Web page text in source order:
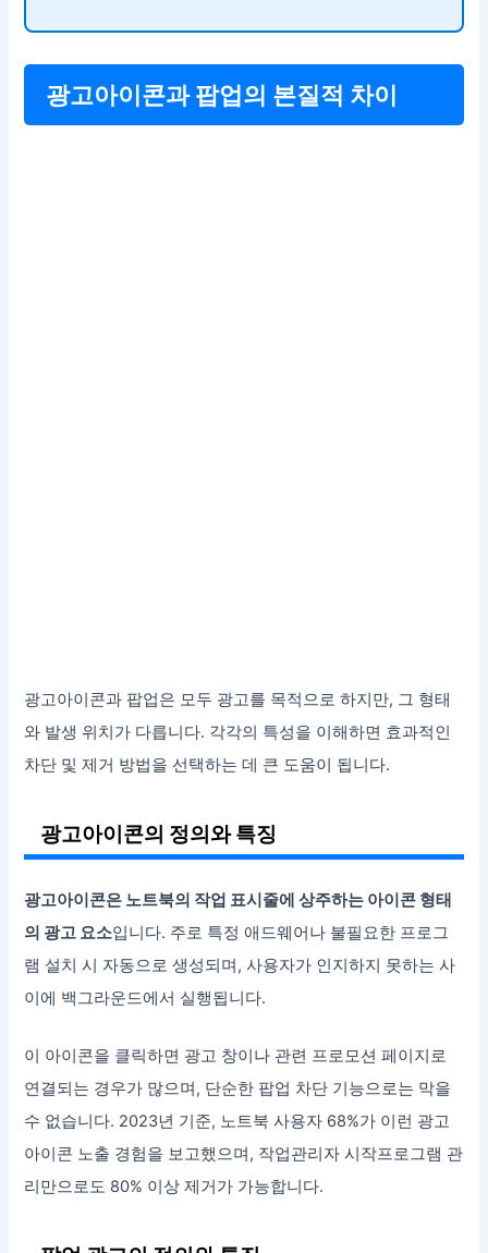
광고아이콘과 팝업의 본질적 차이
광고아이콘과 팝업은 모두 광고를 목적으로 하지만, 그 형태
와 발생 위치가 다릅니다. 각각의 특성을 이해하면 효과적인
차단 및 제거 방법을 선택하는 데 큰 도움이 됩니다.
광고아이콘의 정의와 특징
광고아이콘은 노트북의 작업 표시줄에 상주하는 아이콘 형태
의 광고 요소입니다. 주로 특정 애드웨어나 불필요한 프로그
램 설치 시 자동으로 생성되며, 사용자가 인지하지 못하는 사
이에 백그라운드에서 실행됩니다.
이 아이콘을 클릭하면 광고 창이나 관련 프로모션 페이지로
연결되는 경우가 많으며, 단순한 팝업 차단 기능으로는 막을
수 없습니다. 2023년 기준, 노트북 사용자 68%가 이런 광고
아이콘 노출 경험을 보고했으며, 작업관리자 시작프로그램 관
리만으로도 80% 이상 제거가 가능합니다.